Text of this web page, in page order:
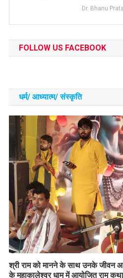
Dr. Bhanu
FOLLOW US FACEBOOK
धर्म/ आध्‍यात्‍म/ संस्‍कृति
​श्री राम को मानने के साथ उनके जीवन
के महाकालेश्वर धाम में आयोजित राम